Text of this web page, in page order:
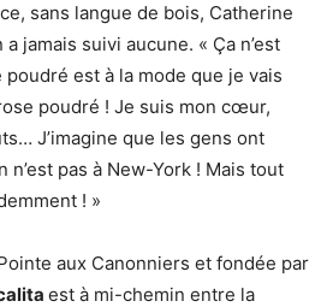
sans langue de bois, Catherine
a jamais suivi aucune. « Ça n’est
est à la mode que je vais
poudré ! Je suis mon cœur,
J’imagine que les gens ont
n’est pas à New-York ! Mais tout
! »
aux Canonniers et fondée par
est à mi-chemin entre la